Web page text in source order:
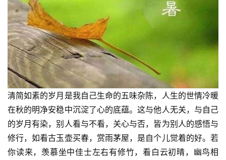
清简如素的岁月是我自己生命的五味杂陈，人生的世情冷暖
在秋的明净安稳中沉淀了心的底蕴。这与他人无关，与自己
的岁月有染，别人看与不看，关心与否，皆为别人的感悟与
修行，如看古玉壶买春，赏雨茅屋，是自个儿觉着的好。若
你读来，羡慕坐中佳士左右有修竹，看白云初晴，幽鸟相